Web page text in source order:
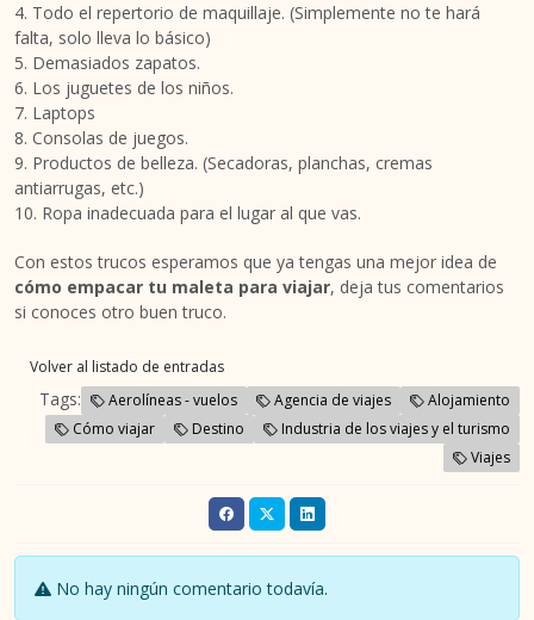
4. Todo el repertorio de maquillaje. (Simplemente no te hará
falta, solo lleva lo básico)
5. Demasiados zapatos.
6. Los juguetes de los niños.
7. Laptops
8. Consolas de juegos.
9. Productos de belleza. (Secadoras, planchas, cremas
antiarrugas, etc.)
10. Ropa inadecuada para el lugar al que vas.
Con estos trucos esperamos que ya tengas una mejor idea de
cómo empacar tu maleta para viajar, deja tus comentarios
si conoces otro buen truco.
Volver al listado de entradas
Tags: Aerolíneas - vuelos Agencia de viajes
Alojamiento
Cómo viajar
Destino
Industria de los viajes y el turismo
Viajes
No hay ningún comentario todavía.